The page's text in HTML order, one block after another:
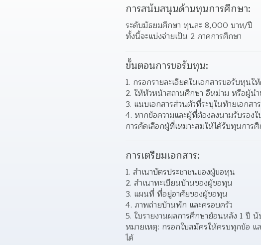
การสนับสนุนด้านทุนการศึกษา:
ระดับมัธยมศึกษา ทุนละ 8,000 บาท/ปี
ทั้งนี้จะแบ่งจ่ายเป็น 2 ภาคการศึกษา
ขั้นตอนการขอรับทุน:
กรอกรายละเอียดในเอกสารขอรับทุน
ให้หัวหน้าสถานศึกษา อีหม่าม หรือผู้น
แนบเอกสารส่วนตัวที่ระบุในท้ายเอก
หากข้อความและผู้ที่ต้องลงนามรับรอง
การคัดเลือกผู้ที่เหมาะสมให้ได้รับทุนการ
การเตรียมเอกสาร:
สำเนาบัตรประชาชนของผู้ขอทุน
สำเนาทะเบียนบ้านของผู้ขอทุน
แผนที่ ที่อยู่อาศัยของผู้ขอทุน
ภาพถ่ายบ้านพัก และครอบครัว
ใบรายงานผลการศึกษาย้อนหลัง 1 ปี
หมายเหตุ: กรอกใบสมัครให้ครบทุกข้อ แ
ได้